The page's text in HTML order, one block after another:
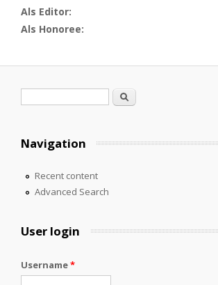
Als Editor:
Als Honoree:
Search
Navigation
Recent content
Advanced Search
User login
Username*